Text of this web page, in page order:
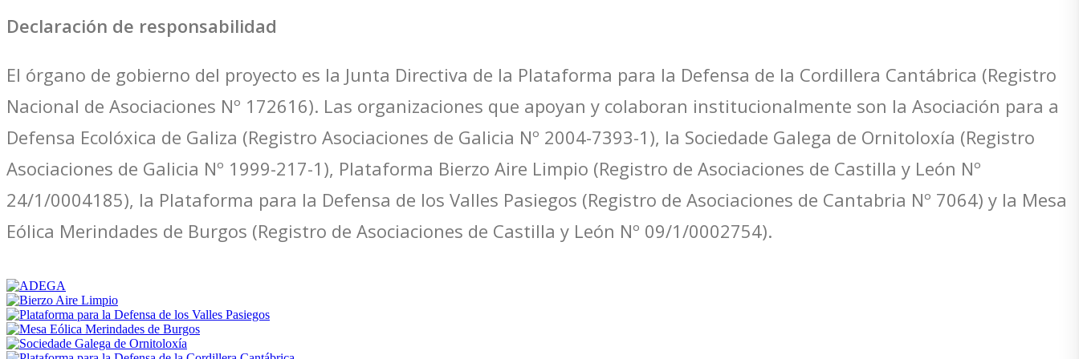
Declaración de responsabilidad
El órgano de gobierno del proyecto es la Junta Directiva de la Plataforma para la Defensa de la Cordillera Cantábrica (Registro
Nacional de Asociaciones Nº 172616). Las organizaciones que apoyan y colaboran institucionalmente son la Asociación para a
Defensa Ecolóxica de Galiza (Registro Asociaciones de Galicia Nº 2004-7393-1), la Sociedade Galega de Ornitoloxía (Registro
Asociaciones de Galicia Nº 1999-217-1), Plataforma Bierzo Aire Limpio (Registro de Asociaciones de Castilla y León Nº
24/1/0004185), la Plataforma para la Defensa de los Valles Pasiegos (Registro de Asociaciones de Cantabria Nº 7064) y la Mesa
Eólica Merindades de Burgos (Registro de Asociaciones de Castilla y León Nº 09/1/0002754).